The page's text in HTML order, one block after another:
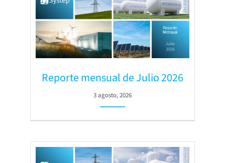
Reporte mensual de Julio 2026
3 agosto, 2026